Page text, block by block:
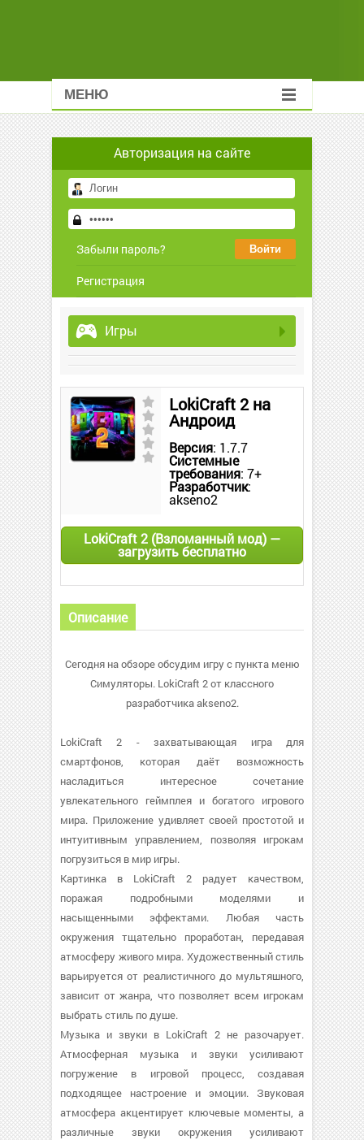
МЕНЮ
Авторизация на сайте
Забыли пароль?
Регистрация
Игры
LokiCraft 2 на
Андроид
Версия: 1.7.7
Системные
требования: 7+
Разработчик:
akseno2
LokiCraft 2 (Взломанный мод) —
загрузить бесплатно
Описание
Сегодня на обзоре обсудим игру с пункта меню
Симуляторы. LokiCraft 2 от классного
разработчика akseno2.
LokiCraft 2 - захватывающая игра для
смартфонов, которая даёт возможность
насладиться интересное сочетание
увлекательного геймплея и богатого игрового
мира. Приложение удивляет своей простотой и
интуитивным управлением, позволяя игрокам
погрузиться в мир игры.
Картинка в LokiCraft 2 радует качеством,
поражая подробными моделями и
насыщенными эффектами. Любая часть
окружения тщательно проработан, передавая
атмосферу живого мира. Художественный стиль
варьируется от реалистичного до мультяшного,
зависит от жанра, что позволяет всем игрокам
выбрать стиль по душе.
Музыка и звуки в LokiCraft 2 не разочарует.
Атмосферная музыка и звуки усиливают
погружение в игровой процесс, создавая
подходящее настроение и эмоции. Звуковая
атмосфера акцентирует ключевые моменты, а
различные звуки окружения усиливают